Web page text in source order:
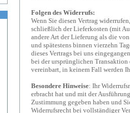
Folgen des Widerrufs:
Wenn Sie diesen Vertrag
schließlich der Lieferkosten (mit
andere Art der Lieferung als die
und spätestens binnen vierzehn
dieses Vertrags bei uns
bei der ursprünglichen Transaktion
vereinbart, in keinem Fall werden
Besondere Hinweise: Ihr
erbracht hat und mit der
Zustimmung gegeben haben und
Widerrufsrecht bei vollständiger